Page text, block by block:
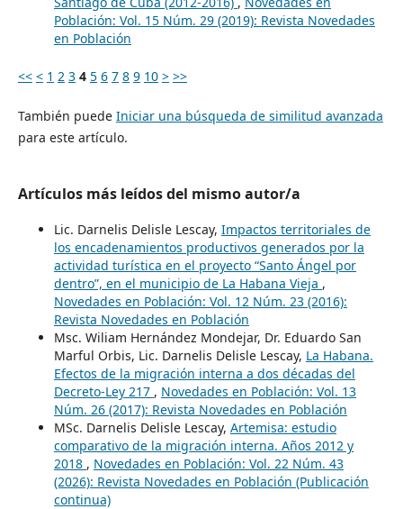
Población: Vol. 15 Núm. 29 (2019): Revista Novedades
en Población
<< < 1 2 3 4 5 6 7 8 9 10 > >>
También puede Iniciar una búsqueda de similitud avanzada
para este artículo.
Artículos más leídos del mismo autor/a
Lic. Darnelis Delisle Lescay, Impactos territoriales de
los encadenamientos productivos generados por la
actividad turística en el proyecto “Santo Ángel por
dentro”, en el municipio de La Habana Vieja ,
Novedades en Población: Vol. 12 Núm. 23 (2016):
Revista Novedades en Población
Msc. Wiliam Hernández Mondejar, Dr. Eduardo San
Marful Orbis, Lic. Darnelis Delisle Lescay, La Habana.
Efectos de la migración interna a dos décadas del
Decreto-Ley 217 , Novedades en Población: Vol. 13
Núm. 26 (2017): Revista Novedades en Población
MSc. Darnelis Delisle Lescay, Artemisa: estudio
comparativo de la migración interna. Años 2012 y
2018 , Novedades en Población: Vol. 22 Núm. 43
(2026): Revista Novedades en Población (Publicación
continua)